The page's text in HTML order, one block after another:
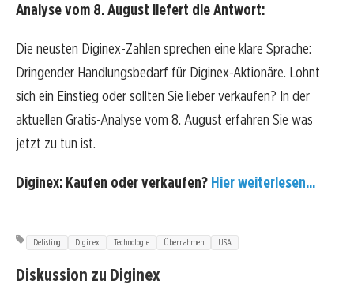
Analyse vom 8. August liefert die Antwort:
Die neusten Diginex-Zahlen sprechen eine klare Sprache:
Dringender Handlungsbedarf für Diginex-Aktionäre. Lohnt
sich ein Einstieg oder sollten Sie lieber verkaufen? In der
aktuellen Gratis-Analyse vom 8. August erfahren Sie was
jetzt zu tun ist.
Diginex: Kaufen oder verkaufen? Hier weiterlesen...
Delisting Diginex Technologie Übernahmen USA
Diskussion zu Diginex